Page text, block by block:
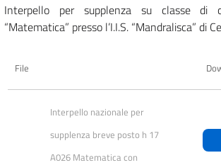
Interpello per supplenza su classe di
“Matematica” presso l’I.I.S. “Mandralisca” di
File
Interpello nazionale per
supplenza breve posto h 17
A026 Matematica con